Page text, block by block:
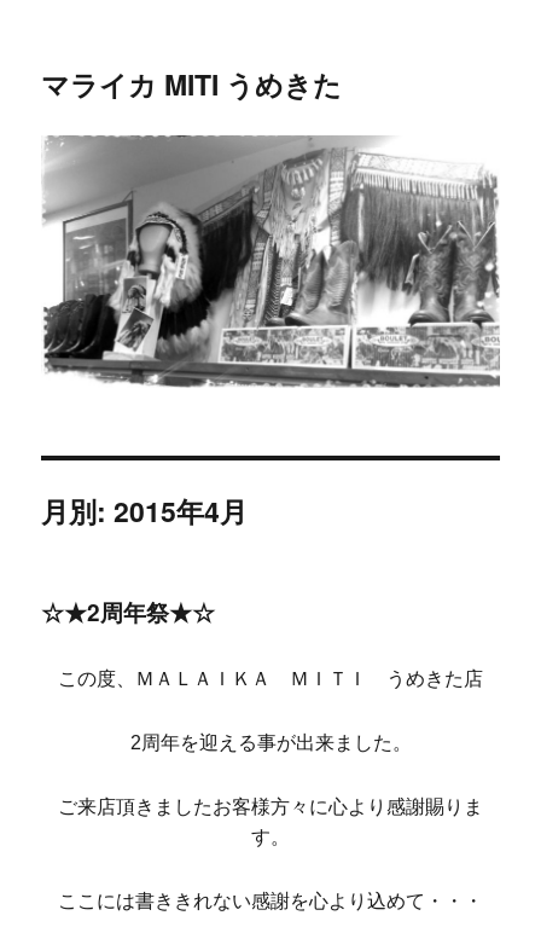
マライカ MITI うめきた
月別: 2015年4月
☆★2周年祭★☆
この度、ＭＡＬＡＩＫＡ ＭＩＴＩ うめきた店
2周年を迎える事が出来ました。
ご来店頂きましたお客様方々に心より感謝賜りま
す。
ここには書ききれない感謝を心より込めて・・・